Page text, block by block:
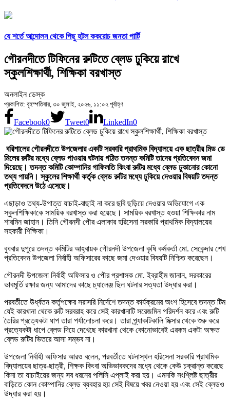
যে শর্তে আন্দোলন থেকে পিছু হটল ককরোচ জনতা পার্টি
গৌরনদীতে টিফিনের রুটিতে ব্লেড ঢুকিয়ে রাখে
স্কুলশিক্ষার্থী, শিক্ষিকা বরখাস্ত
অনলাইন ডেস্ক
প্রকাশিত: বৃহস্পতিবার, ৩০ জুলাই, ২০২৬, ১১:০২ পূর্বাহ্ণ
Facebook0 Tweet0 LinkedIn0
বরিশালের গৌরনদীতে উপজেলার একটি সরকারি প্রাথমিক বিদ্যালয়ে এক ছাত্রীর মিড ডে
মিলের রুটির মধ্যে ব্লেড পাওয়ার ঘটনায় গঠিত তদন্ত কমিটি তাদের প্রতিবেদন জমা
দিয়েছে। তদন্ত কমিটি কোম্পানির গাফিলতি কিংবা রুটির মধ্যে ব্লেড ঢুকানোর কোনো
তথ্য পায়নি। স্কুলের শিক্ষার্থী কর্তৃক ব্লেড রুটির মধ্যে ঢুকিয়ে দেওয়ার বিষয়টি তদন্ত
প্রতিবেদনে উঠে এসেছে।
এছাড়াও তথ্য-উপাত্ত যাচাই-বাছাই না করে ছবি ছড়িয়ে দেওয়ার অভিযোগে এক
স্কুলশিক্ষিকাকে সাময়িক বরখাস্ত করা হয়েছে। সাময়িক বরখাস্ত হওয়া শিক্ষিকার নাম
শারমিন জাহান। তিনি গৌরনদী পৌর এলাকার হরিসেনা সরকারি প্রাথমিক বিদ্যালয়ের
সহকারী শিক্ষিকা।
বুধবার দুপুরে তদন্ত কমিটির আহ্বায়ক গৌরনদী উপজেলা কৃষি কর্মকর্তা মো. সেকেন্দার শেখ
প্রতিবেদন উপজেলা নির্বাহী অফিসারের কাছে জমা দেওয়ার বিষয়টি নিশ্চিত করেছেন।
গৌরনদী উপজেলা নির্বাহী অফিসার ও পৌর প্রশাসক মো. ইব্রাহীম জানান, সরকারের
ভাবমূর্তি রক্ষার জন্য আমাদের কাছে চ্যালেঞ্জ ছিল ঘটনার সত্যতা উদ্ধার করা।
পরবর্তীতে ঊর্ধ্বতন কর্তৃপক্ষের সরাসরি নির্দেশে তদন্ত কার্যক্রমের অংশ হিসেবে তদন্ত টিম
যেই কারখানা থেকে রুটি সরবরাহ করে সেই কারখানাটি সরেজমিন পরিদর্শন করে এবং রুটি
তৈরির প্রত্যেকটা ধাপ তারা পর্যালোচনা করে। তারা প্র্যাকটিকালি মিক্সার থেকে শুরু করে
প্রত্যেকটা ধাপে ব্লেড দিয়ে দেখেছে কারখানা থেকে কোনোভাবেই এরকম একটা অক্ষত
ব্লেড রুটির ভিতরে আসা সম্ভব না।
উপজেলা নির্বাহী অফিসার আরও বলেন, পরবর্তীতে ঘটনাস্থল হরিসেনা সরকারি প্রাথমিক
বিদ্যালয়ের ছাত্র-ছাত্রী, শিক্ষক কিংবা অভিভাবকদের মধ্যে থেকে কেউ চক্রান্ত করেছে
কিনা তা যাচাইয়ের জন্য সব ধরনের পলিসি এপ্লাই করা হয়। এমনকি সংশ্লিষ্ট ছাত্রীর
বাড়িতে কোন কোম্পানির ব্লেড ব্যবহার হয় সেই বিষয়ে খবর নেওয়া হয় এবং সেই ব্লেডও
উদ্ধার করা হয়।